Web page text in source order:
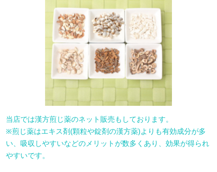
当店では漢方煎じ薬のネット販売もしております。
※煎じ薬はエキス剤(顆粒や錠剤の漢方薬)よりも有効成分が多
い、吸収しやすいなどのメリットが数多くあり、効果が得られ
やすいです。